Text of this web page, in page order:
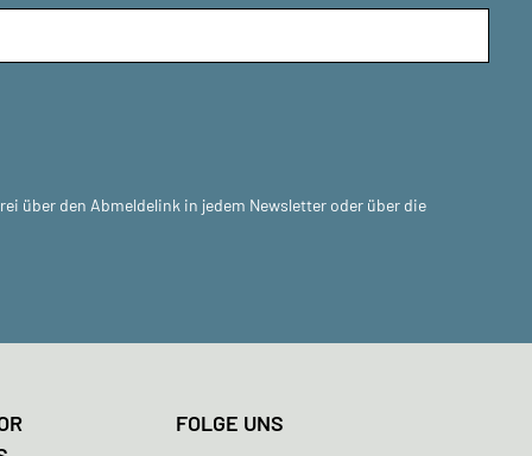
über den Abmeldelink in jedem Newsletter oder über die
FOLGE UNS